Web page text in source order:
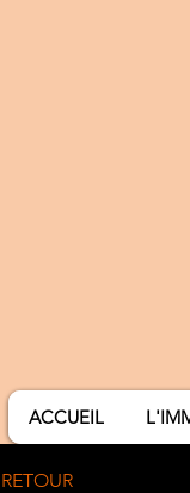
ACCUEIL
RETOUR